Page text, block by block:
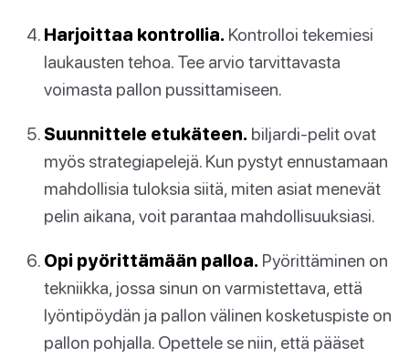
Harjoittaa kontrollia. Kontrolloi tekemiesi
laukausten tehoa. Tee arvio tarvittavasta
voimasta pallon pussittamiseen.
Suunnittele etukäteen. biljardi-pelit ovat
myös strategiapelejä. Kun pystyt ennustamaan
mahdollisia tuloksia siitä, miten asiat menevät
pelin aikana, voit parantaa mahdollisuuksiasi.
Opi pyörittämään palloa. Pyörittäminen on
tekniikka, jossa sinun on varmistettava, että
lyöntipöydän ja pallon välinen kosketuspiste on
pallon pohjalla. Opettele se niin, että pääset